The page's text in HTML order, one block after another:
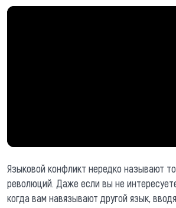
Языковой конфликт нередко называют
революций. Даже если вы не
когда вам навязывают другой язык,